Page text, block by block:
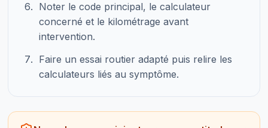
Noter le code principal, le calculateur
concerné et le kilométrage avant
intervention.
Faire un essai routier adapté puis relire les
calculateurs liés au symptôme.